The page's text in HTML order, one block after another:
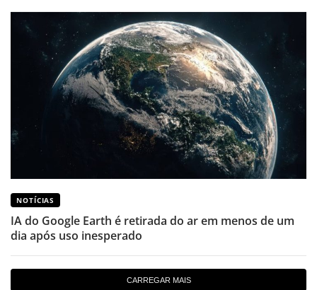
NOTÍCIAS
IA do Google Earth é retirada do ar em menos de um
dia após uso inesperado
CARREGAR MAIS